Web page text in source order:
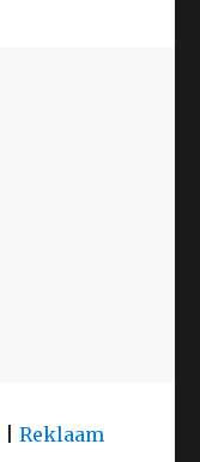
Reklaam